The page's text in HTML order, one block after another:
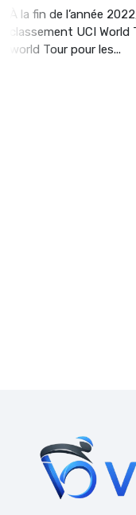
À la fin de l’année
classement UCI
world Tour pour les...